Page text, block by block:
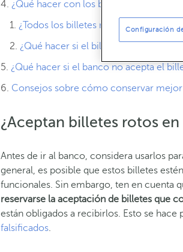
¿Qué hacer con los billetes cubiertos de
¿Todos los billetes manchados de tinta
¿Qué hacer si el billete manchado es
¿Qué hacer si el banco no acepta el
Consejos sobre cómo conservar
¿Aceptan billetes rotos
Antes de ir al banco, considera usarlos
general, es posible que estos billetes
funcionales. Sin embargo, ten en cuenta
reservarse la aceptación de billetes que
están obligados a recibirlos. Esto se hace
falsificados.
Configuración